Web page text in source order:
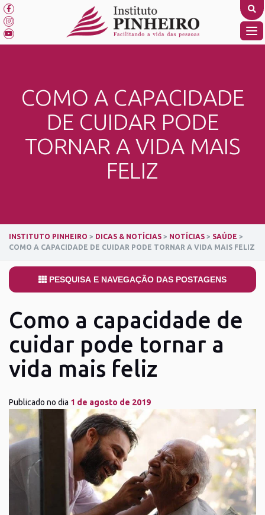
Skip
to
content
COMO A CAPACIDADE
DE CUIDAR PODE
TORNAR A VIDA MAIS
FELIZ
INSTITUTO PINHEIRO > DICAS & NOTÍCIAS > NOTÍCIAS > SAÚDE >
COMO A CAPACIDADE DE CUIDAR PODE TORNAR A VIDA MAIS FELIZ
PESQUISA E NAVEGAÇÃO DAS POSTAGENS
Como a capacidade de
cuidar pode tornar a
vida mais feliz
Publicado no dia 1 de agosto de 2019